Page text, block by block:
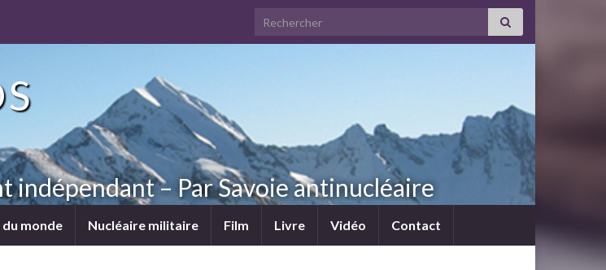
Search for:
– Par Savoie antinucléaire
monde Nucléaire militaire Film Livre Vidéo Contact